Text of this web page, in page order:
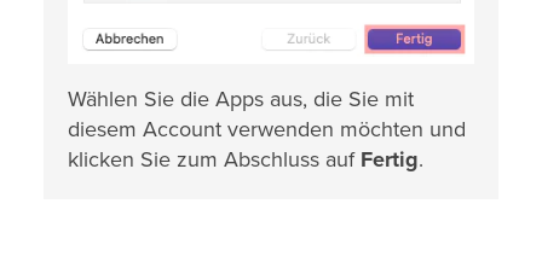
Wählen Sie die Apps aus, die Sie mit
diesem Account verwenden möchten und
klicken Sie zum Abschluss auf Fertig.